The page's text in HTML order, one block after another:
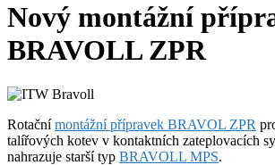
zateplení
budov
Nový montážní
BRAVOLL ZPR
Rotačnímontážní přípravek BRAVOL ZPR
talířových kotev v kontaktních zateplovacích
nahrazuje starší typ BRAVOLL MPS.